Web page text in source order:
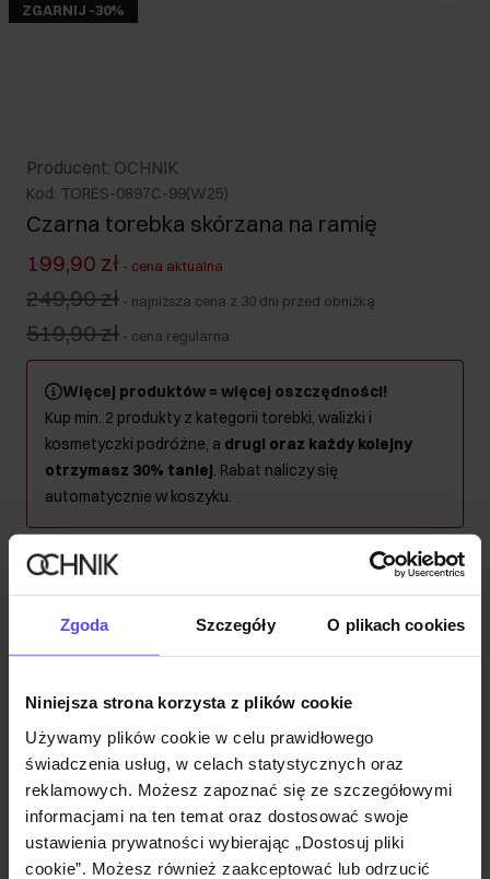
Zgoda Szczegóły O plikach cookies
Niniejsza strona korzysta z plików cookie
Używamy plików cookie w celu prawidłowego
świadczenia usług, w celach statystycznych oraz
reklamowych. Możesz zapoznać się ze szczegółowymi
informacjami na ten temat oraz dostosować swoje
ustawienia prywatności wybierając „Dostosuj pliki
cookie”. Możesz również zaakceptować lub odrzucić
ZGARNIJ -30%
Producent: OCHNIK
Kod: TORES-0897C-99(W25)
Czarna torebka skórzana na ramię
199,90 zł - cena aktualna
249,90 zł - najniższa cena z 30 dni przed obniżką
519,90 zł - cena regularna
Więcej produktów = więcej oszczędności!
Kup min. 2 produkty z kategorii torebki, walizki i
kosmetyczki podróżne, a drugi oraz każdy kolejny
otrzymasz 30% taniej. Rabat naliczy się
automatycznie w koszyku.
Opis produktu
Szczegóły
Skład i wymiary
Opinie